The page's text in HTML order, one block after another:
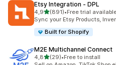
Etsy Integration ‑ DPL
4,95 yıldız üzerinden
(891)
toplam 891 değerlendirme
•Free trial
Sync your Etsy Products,
Built for Shopify
M2E Multichannel Connect
4,85 yıldız üzerinden
(29)
toplam 29 değerlendirme
•Free to install